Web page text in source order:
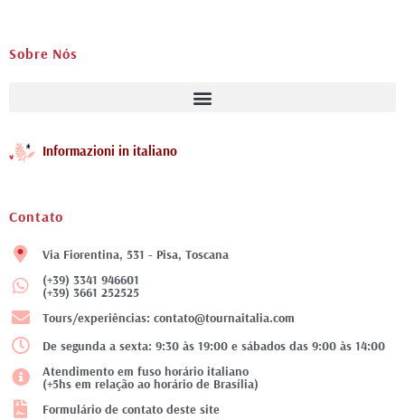
Sobre Nós
Informazioni in italiano
Contato
Via Fiorentina, 531 - Pisa, Toscana
(+39) 3341 946601
(+39) 3661 252525
Tours/experiências: contato@tournaitalia.com
De segunda a sexta: 9:30 às 19:00 e sábados das 9:00 às 14:00
Atendimento em fuso horário italiano
(+5hs em relação ao horário de Brasília)
Formulário de contato deste site